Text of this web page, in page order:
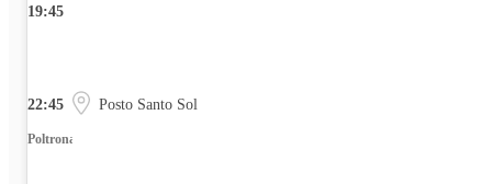
19:45
22:45 Posto Santo Sol
Poltrona